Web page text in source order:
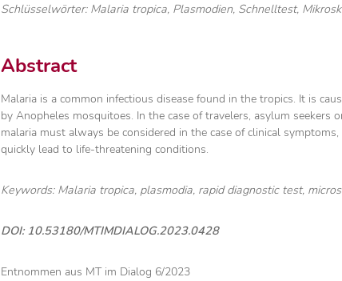
Schlüsselwörter: Malaria tropica, Plasmodien, Schnelltest,
Abstract
Malaria is a common infectious disease found in the tropics. It is
by Anopheles mosquitoes. In the case of travelers, asylum
malaria must always be considered in the case of clinical
quickly lead to life-threatening conditions.
Keywords: Malaria tropica, plasmodia, rapid diagnostic test,
DOI: 10.53180/MTIMDIALOG.2023.0428
Entnommen aus MT im Dialog 6/2023